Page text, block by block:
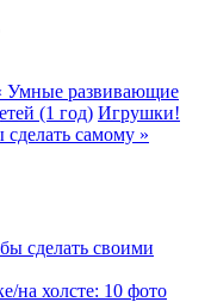
Умные развивающие
(1 год) Игрушки!
самому »
сделать своими
на холсте: 10 фото